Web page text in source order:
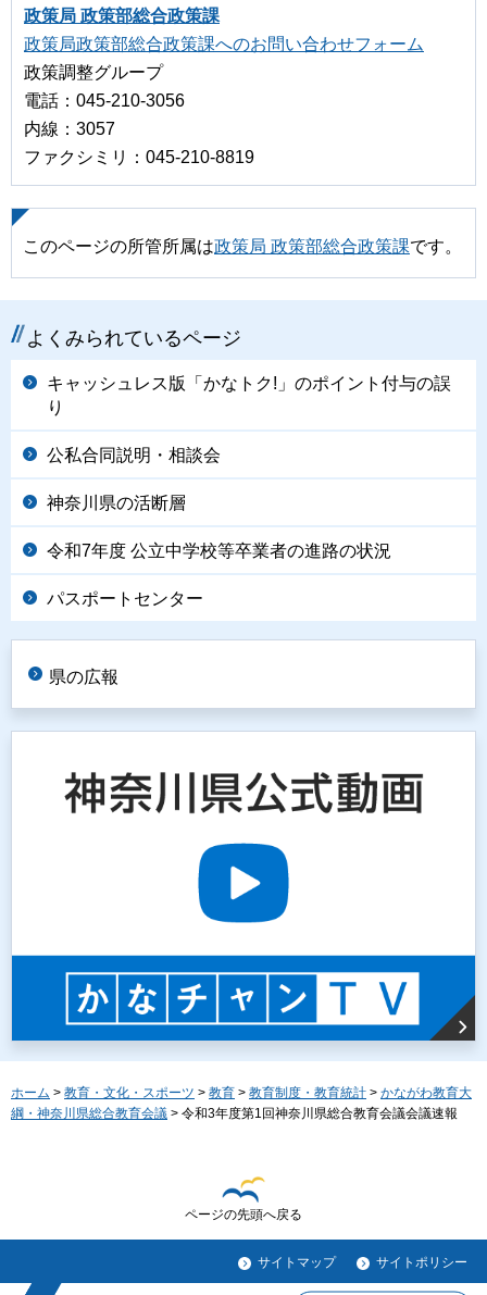
政策局 政策部総合政策課
政策局政策部総合政策課へのお問い合わせフォーム
政策調整グループ
電話：045-210-3056
内線：3057
ファクシミリ：045-210-8819
このページの所管所属は政策局 政策部総合政策課です。
よくみられているページ
キャッシュレス版「かなトク!」のポイント付与の誤
り
公私合同説明・相談会
神奈川県の活断層
令和7年度 公立中学校等卒業者の進路の状況
パスポートセンター
県の広報
ホーム > 教育・文化・スポーツ > 教育 > 教育制度・教育統計 > かながわ教育大
綱・神奈川県総合教育会議 > 令和3年度第1回神奈川県総合教育会議会議速報
ページの先頭へ戻る
サイトマップ サイトポリシー